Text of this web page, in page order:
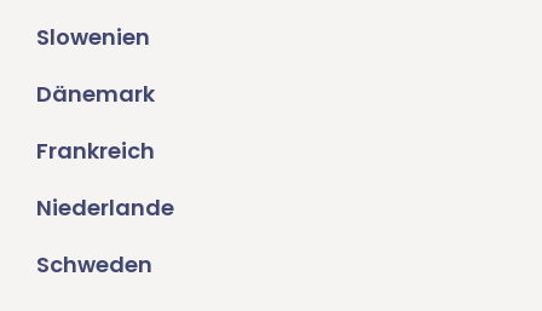
Slowenien
Dänemark
Frankreich
Niederlande
Schweden